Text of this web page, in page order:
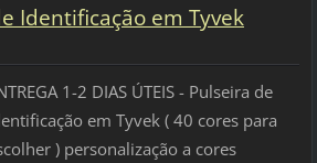
Identificação em Tyvek
1-2 DIAS ÚTEIS - Pulseira de
em Tyvek ( 40 cores para
) personalização a cores